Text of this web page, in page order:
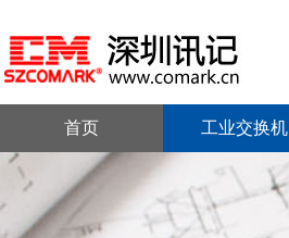
首页 工业交换机